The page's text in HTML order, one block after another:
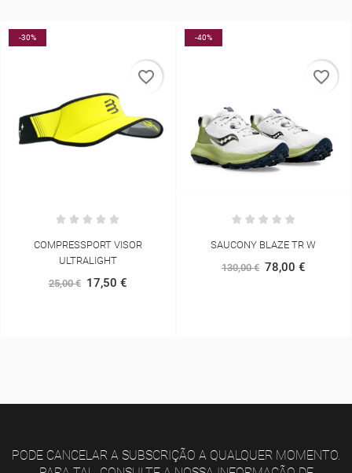
-40%
SAUCONY BLAZE TR W
130,00 € 78,00 €
favorite_border
-10%
COMPRESSPORT
THUNDERSTORM WATERPROOF
JACKET
favorite_border
PODE CANCELAR A SUBSCRIÇÃO A QUALQUER MOMENTO.